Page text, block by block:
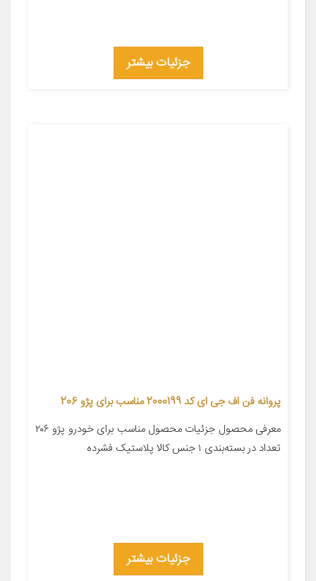
جزئیات بیشتر
پروانه فن اف جی ای کد 2000199 مناسب برای پژو 206
معرفی محصول جزئیات محصول مناسب برای خودرو پژو ۲۰۶
تعداد در بسته‌بندی ۱ جنس کالا پلاستیک فشرده
جزئیات بیشتر